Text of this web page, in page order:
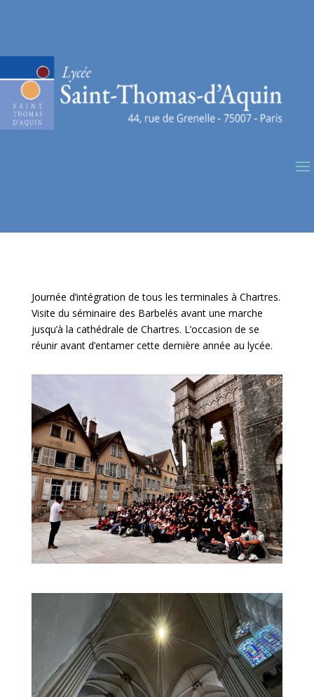
Journée d’intégration de tous les terminales à Chartres.
Visite du séminaire des Barbelés avant une marche
jusqu’à la cathédrale de Chartres. L’occasion de se
réunir avant d’entamer cette dernière année au lycée.